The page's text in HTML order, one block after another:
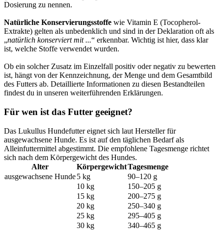
Dosierung zu nennen.
Natürliche Konservierungsstoffe wie Vitamin E (Tocopherol-
Extrakte) gelten als unbedenklich und sind in der Deklaration oft als
„natürlich konserviert mit ...“ erkennbar. Wichtig ist hier, dass klar
ist, welche Stoffe verwendet wurden.
Ob ein solcher Zusatz im Einzelfall positiv oder negativ zu bewerten
ist, hängt von der Kennzeichnung, der Menge und dem Gesamtbild
des Futters ab. Detaillierte Informationen zu diesen Bestandteilen
findest du in unseren weiterführenden Erklärungen.
Für wen ist das Futter geeignet?
Das Lukullus Hundefutter eignet sich laut Hersteller für
ausgewachsene Hunde. Es ist auf den täglichen Bedarf als
Alleinfuttermittel abgestimmt. Die empfohlene Tagesmenge richtet
sich nach dem Körpergewicht des Hundes.
Alter
KörpergewichtTagesmenge
ausgewachsene Hunde5 kg
90–120 g
10 kg
150–205 g
15 kg
200–275 g
20 kg
250–340 g
25 kg
295–405 g
30 kg
340–465 g